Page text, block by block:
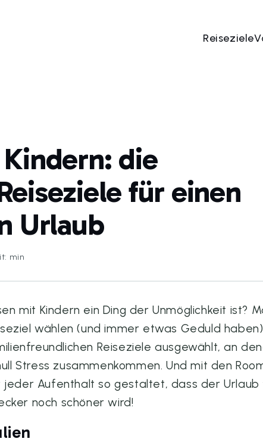
Reiseziele
die
für einen
Urlaub
min
mit Kindern ein Ding der Unmöglichkeit ist?
wählen (und immer etwas Geduld
Reiseziele ausgewählt, an
Stress zusammenkommen. Und mit den
jeder Aufenthalt so gestaltet, dass der
noch schöner wird!